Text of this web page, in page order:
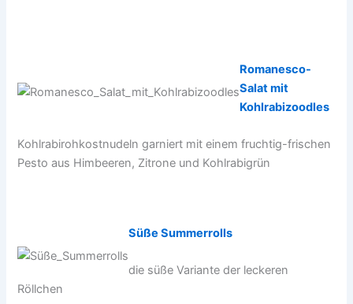
Romanesco-
Salat mit
Kohlrabizoodles
Kohlrabirohkostnudeln garniert mit einem fruchtig-frischen
Pesto aus Himbeeren, Zitrone und Kohlrabigrün
Süße Summerrolls
die süße Variante der leckeren
Röllchen